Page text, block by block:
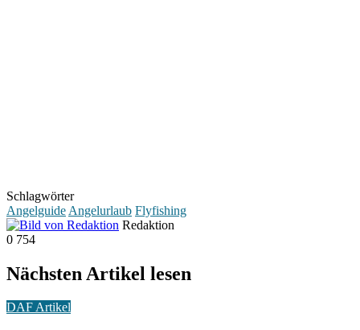
Schlagwörter
Angelguide Angelurlaub Flyfishing
Redaktion
0 754
Nächsten Artikel lesen
DAF Artikel